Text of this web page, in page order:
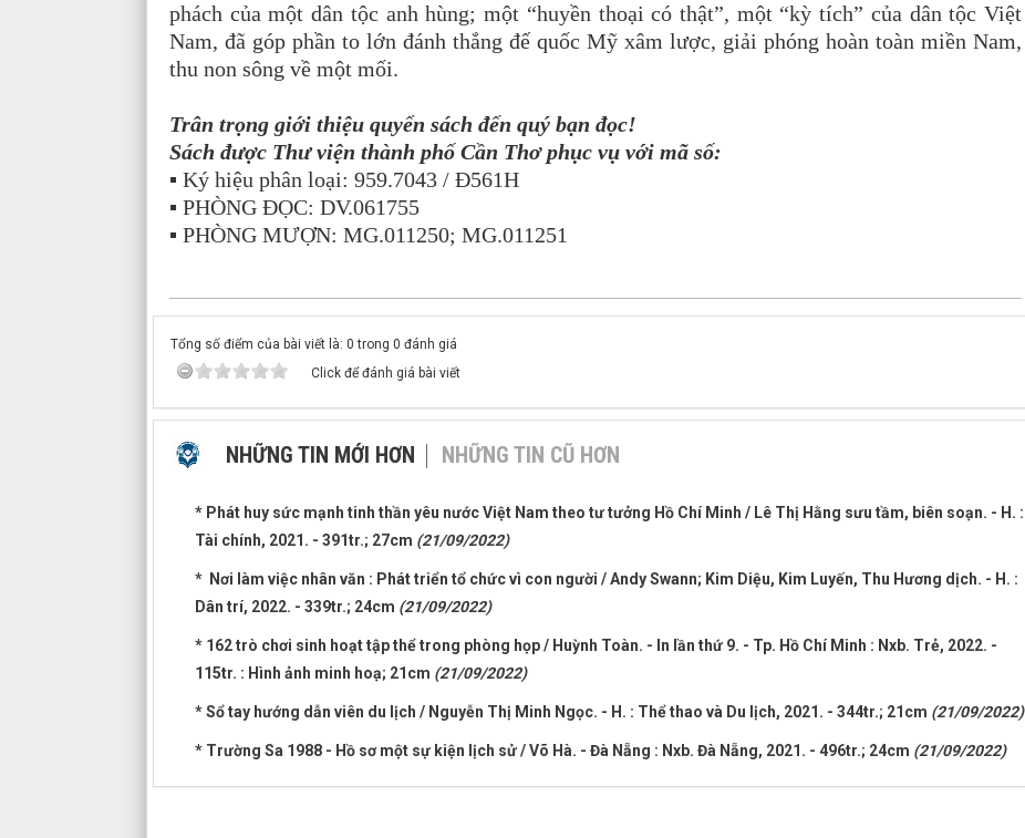
phách của một dân tộc anh hùng; một “huyền thoại có thật”, một “kỳ tích” của dân tộc Việt
Nam, đã góp phần to lớn đánh thắng đế quốc Mỹ xâm lược, giải phóng hoàn toàn miền Nam,
thu non sông về một mối.
Trân trọng giới thiệu quyển sách đến quý bạn đọc!
Sách được Thư viện thành phố Cần Thơ phục vụ với mã số:
▪ Ký hiệu phân loại: 959.7043 / Đ561H
▪ PHÒNG ĐỌC: DV.061755
▪ PHÒNG MƯỢN: MG.011250; MG.011251
Tổng số điểm của bài viết là: 0 trong 0 đánh giá
Click để đánh giá bài viết
NHỮNG TIN MỚI HƠN NHỮNG TIN CŨ HƠN
* Phát huy sức mạnh tinh thần yêu nước Việt Nam theo tư tưởng Hồ Chí Minh / Lê Thị Hằng sưu tầm, biên soạn. - H. :
Tài chính, 2021. - 391tr.; 27cm (21/09/2022)
* Nơi làm việc nhân văn : Phát triển tổ chức vì con người / Andy Swann; Kim Diệu, Kim Luyến, Thu Hương dịch. - H. :
Dân trí, 2022. - 339tr.; 24cm (21/09/2022)
* 162 trò chơi sinh hoạt tập thể trong phòng họp / Huỳnh Toàn. - In lần thứ 9. - Tp. Hồ Chí Minh : Nxb. Trẻ, 2022. -
115tr. : Hình ảnh minh hoạ; 21cm (21/09/2022)
* Sổ tay hướng dẫn viên du lịch / Nguyễn Thị Minh Ngọc. - H. : Thể thao và Du lịch, 2021. - 344tr.; 21cm (21/09/2022)
* Trường Sa 1988 - Hồ sơ một sự kiện lịch sử / Võ Hà. - Đà Nẵng : Nxb. Đà Nẵng, 2021. - 496tr.; 24cm (21/09/2022)